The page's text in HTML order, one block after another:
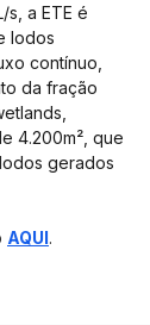
s, a ETE é
lodos
contínuo,
da fração
4.200m², que
gerados
AQUI.